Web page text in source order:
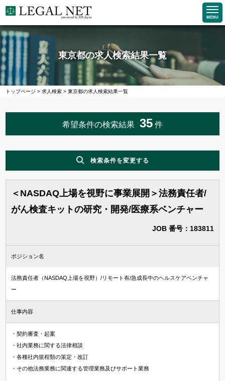
MENU
東京都の求人検索結果一覧
トップページ >求人検索 >東京都の求人検索結果一覧
希望条件の検索結果 35 件
検索条件を変更する
職種
企業求人で探す
法律事務所・特許事務所で探す
国内弁護士
司法試験合格者（司法修習生）
国内法科大学院修了
＜NASDAQ上場を視野に事業展開＞法務責任者/
がん検査キットの研究・開発/医療系ベンチャー
JOB 番号：183811
ポジション名
法務責任者（NASDAQ上場を視野）/リモート有/急成長中のヘルスケアベンチャ
ー
仕事内容
・契約審査・起案
・社内業務に関する法律相談
・各種社内規程類の策定・改訂
・その他法務業務に関連する管理業務及びサポート業務